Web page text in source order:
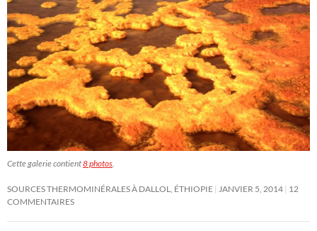
Cette galerie contient8 photos.
SOURCES THERMOMINÉRALES À DALLOL, ÉTHIOPIE JANVIER 5, 2014 12
COMMENTAIRES